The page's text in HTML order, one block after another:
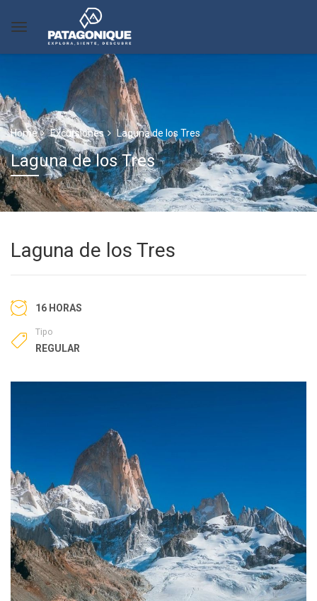
Home Excursiones Laguna de los Tres
Laguna de los Tres
Laguna de los Tres
16 HORAS
Tipo
REGULAR